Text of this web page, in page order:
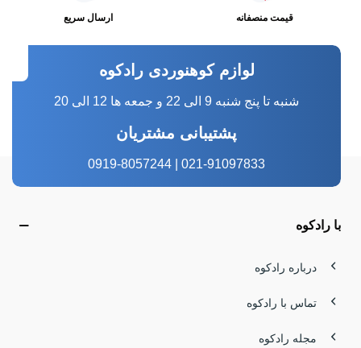
قیمت منصفانه ارسال سریع
لوازم کوهنوردی رادکوه
شنبه تا پنج شنبه 9 الی 22 و جمعه ها 12 الی 20
پشتیبانی مشتریان
021-91097833 | 0919-8057244
با رادکوه
درباره رادکوه
تماس با رادکوه
مجله رادکوه